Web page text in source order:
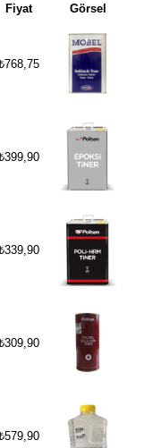
Fiyat Görsel